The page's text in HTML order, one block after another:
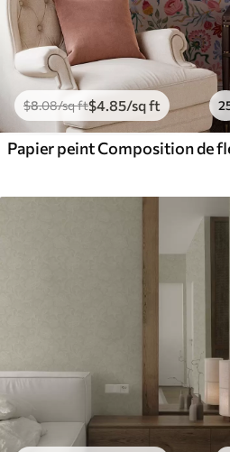
$8.08/sq ft$4.85/sq ft